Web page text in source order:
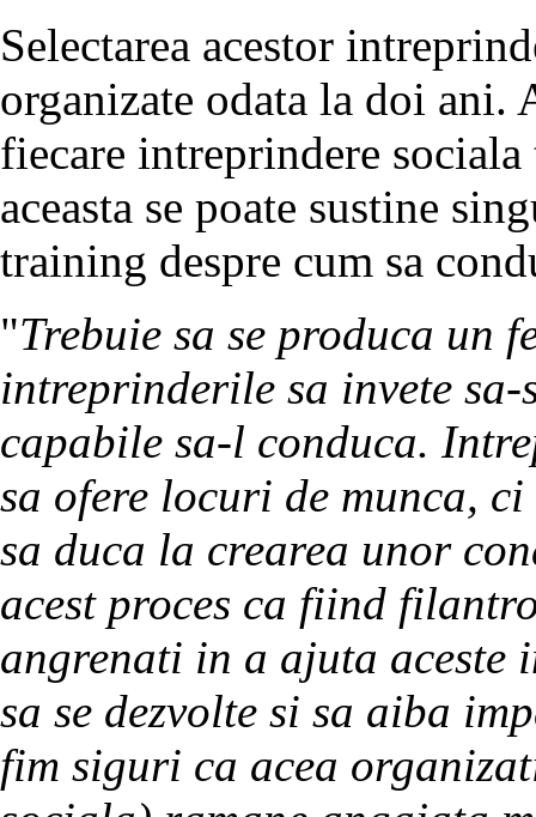
Selectarea acestor
organizate odata la doi ani.
fiecare intreprindere
aceasta se poate sustine
training despre cum sa
"Trebuie sa se produca un
intreprinderile sa invete
capabile sa-l conduca.
sa ofere locuri de munca,
sa duca la crearea unor
acest proces ca fiind
angrenati in a ajuta aceste
sa se dezvolte si sa aiba
fim siguri ca acea